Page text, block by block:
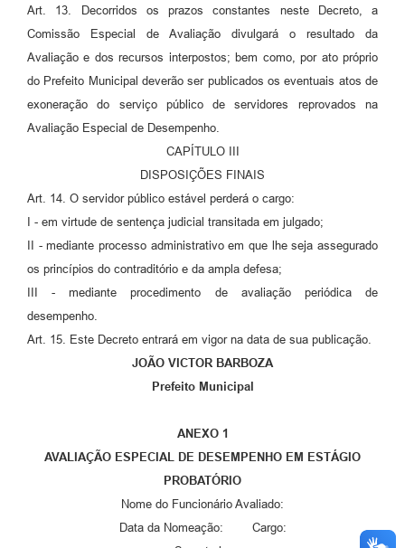
Art. 13. Decorridos os prazos constantes neste Decreto, a
Comissão Especial de Avaliação divulgará o resultado da
Avaliação e dos recursos interpostos; bem como, por ato próprio
do Prefeito Municipal deverão ser publicados os eventuais atos de
exoneração do serviço público de servidores reprovados na
Avaliação Especial de Desempenho.
CAPÍTULO III
DISPOSIÇÕES FINAIS
Art. 14. O servidor público estável perderá o cargo:
I - em virtude de sentença judicial transitada em julgado;
II - mediante processo administrativo em que lhe seja assegurado
os princípios do contraditório e da ampla defesa;
III - mediante procedimento de avaliação periódica de
desempenho.
Art. 15. Este Decreto entrará em vigor na data de sua publicação.
JOÃO VICTOR BARBOZA
Prefeito Municipal
ANEXO 1
AVALIAÇÃO ESPECIAL DE DESEMPENHO EM ESTÁGIO
PROBATÓRIO
Nome do Funcionário Avaliado:
Data da Nomeação: Cargo: